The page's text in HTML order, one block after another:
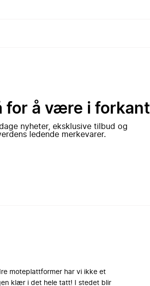
for å være i forkant
nyheter, eksklusive tilbud og
ledende merkevarer.
moteplattformer har vi ikke et
klær i det hele tatt! I stedet blir